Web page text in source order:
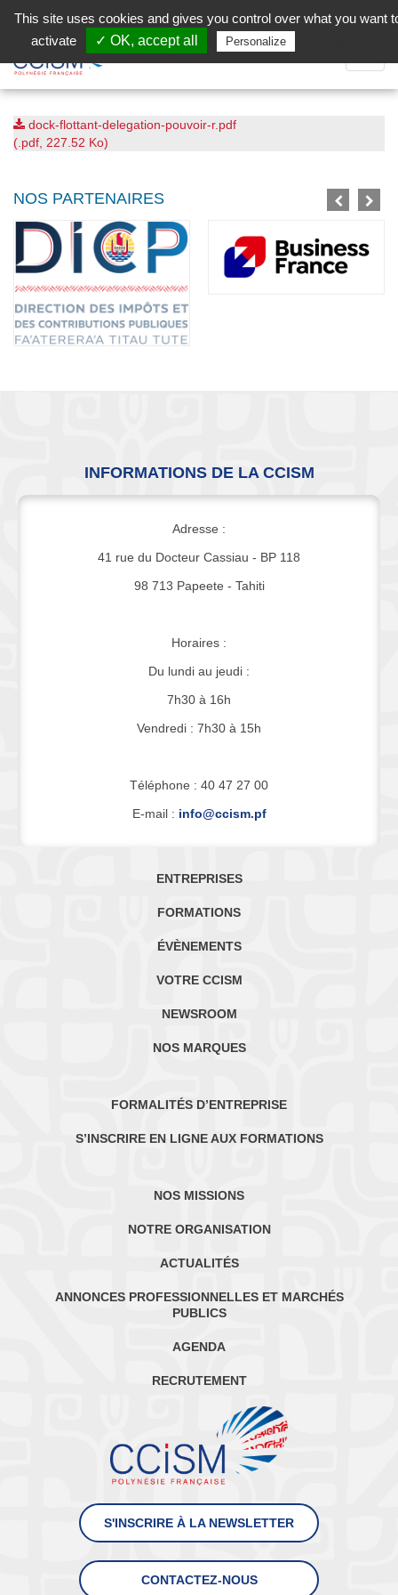
Facebook (Customer Chat) is disabled.
la
dock-flottant-delegation-pouvoir-r.pdf
(.pdf, 227.52 Ko)
NOS PARTENAIRES
INFORMATIONS DE LA CCISM
Adresse :
41 rue du Docteur Cassiau - BP 118
98 713 Papeete - Tahiti
Horaires :
Du lundi au jeudi :
7h30 à 16h
Vendredi : 7h30 à 15h
Téléphone : 40 47 27 00
E-mail : info@ccism.pf
ENTREPRISES
FORMATIONS
ÉVÈNEMENTS
VOTRE CCISM
NEWSROOM
NOS MARQUES
FORMALITÉS D’ENTREPRISE
S’INSCRIRE EN LIGNE AUX FORMATIONS
NOS MISSIONS
NOTRE ORGANISATION
ACTUALITÉS
ANNONCES PROFESSIONNELLES ET MARCHÉS
PUBLICS
AGENDA
RECRUTEMENT
S'INSCRIRE À LA NEWSLETTER
CONTACTEZ-NOUS
This site uses cookies and gives you control over what you want
activate
✓ OK, accept all Personalize